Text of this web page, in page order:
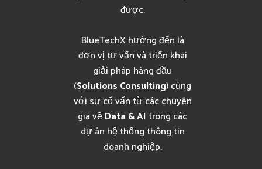
được.
BlueTechX hướng đến là
đơn vị tư vấn và triển khai
giải pháp hàng đầu
(Solutions Consulting) cùng
với sự cố vấn từ các chuyên
gia vềData & AI trong các
dự án hệ thống thông tin
doanh nghiệp.